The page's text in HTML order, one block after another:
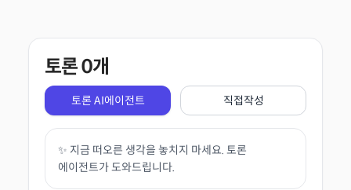
토론0개
토론 AI에이전트 직접작성
✨ 지금 떠오른 생각을 놓치지 마세요. 토론
에이전트가 도와드립니다.